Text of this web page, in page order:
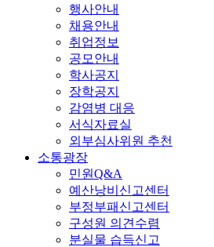
행사안내
채용안내
취업정보
공모안내
학사공지
장학공지
감염병 대응
서식자료실
외부심사위원 추천
소통광장
민원Q&A
예산낭비신고센터
부정부패신고센터
구성원 의견수렴
분실물 습득신고